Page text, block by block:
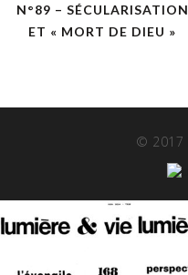
N°89 – SÉCULARISATION
ET « MORT DE DIEU »
© 2017